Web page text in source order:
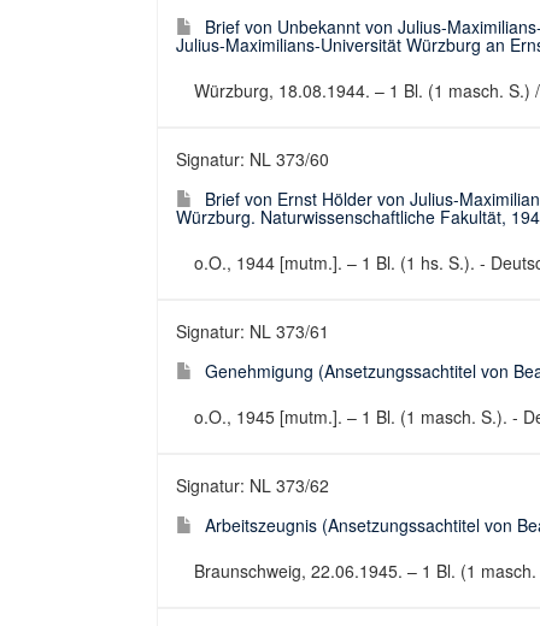
Brief von Unbekannt von Julius-
Julius-Maximilians-Universität Würzburg an
Würzburg, 18.08.1944. – 1 Bl. (1 masch.
Signatur: NL 373/60
Brief von Ernst Hölder von Julius-
Würzburg. Naturwissenschaftliche Fakultät,
o.O., 1944 [mutm.]. – 1 Bl. (1 hs. S.). -
Signatur: NL 373/61
Genehmigung (Ansetzungssachtitel von
o.O., 1945 [mutm.]. – 1 Bl. (1 masch. S.). -
Signatur: NL 373/62
Arbeitszeugnis (Ansetzungssachtitel von
Braunschweig, 22.06.1945. – 1 Bl. (1